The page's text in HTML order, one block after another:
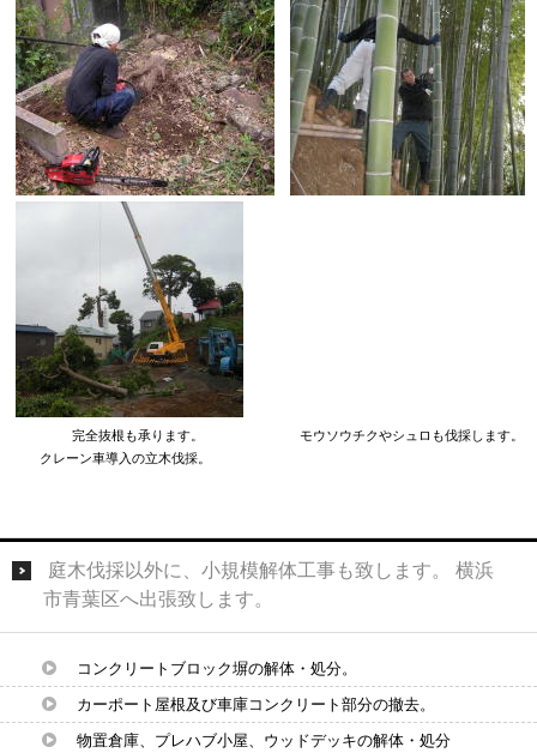
完全抜根も承ります。 モウソウチクやシュロも伐採します。
クレーン車導入の立木伐採。
庭木伐採以外に、小規模解体工事も致します。 横浜
市青葉区へ出張致します。
コンクリートブロック塀の解体・処分。
カーポート屋根及び車庫コンクリート部分の撤去。
物置倉庫、プレハブ小屋、ウッドデッキの解体・処分